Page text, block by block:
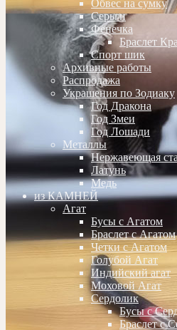
Обвес на сумку
Серьги
Фенечка
Браслет
Спорт шик
Архивные работы
Распродажа
Украшения по Зодиаку
Год Дракона
Год Змеи
Год Лошади
Металлы
Нержавеющая
Латунь
Медь
из КАМНЕЙ
Агат
Бусы с Агатом
Браслет с Агатом
Четки с Агатом
Голубой Агат
Индийский агат
Моховой Агат
Сердолик
Бусы с
Браслет с